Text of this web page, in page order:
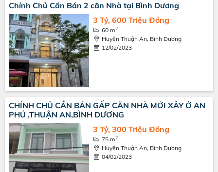
Chính Chủ Cần Bán 2 căn Nhà tại Bình Dương
3 Tỷ, 600 Triệu Đồng
60 m2
Huyện Thuận An, Bình Dương
12/02/2023
CHÍNH CHỦ CẦN BÁN GẤP CĂN NHÀ MỚI XÂY Ở AN
PHÚ ,THUẬN AN,BÌNH DƯƠNG
3 Tỷ, 300 Triệu Đồng
75 m2
Huyện Thuận An, Bình Dương
04/02/2023